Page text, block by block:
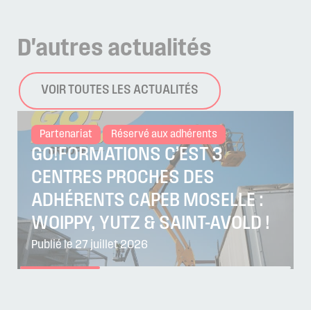
D'autres actualités
VOIR TOUTES LES ACTUALITÉS
Partenariat Réservé aux adhérents
GO!FORMATIONS C’EST 3
CENTRES PROCHES DES
ADHÉRENTS CAPEB MOSELLE :
WOIPPY, YUTZ & SAINT-AVOLD !
Publié le 27 juillet 2026